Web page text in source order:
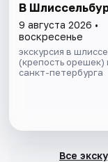
В
9 августа 2026 •
воскресенье
экскурсия в
(крепость орешек)
санкт-петербурга
Все